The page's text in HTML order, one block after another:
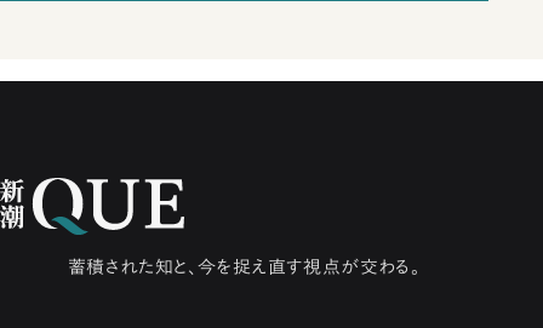
蓄積された知と、今を捉え直す視点が交わる。